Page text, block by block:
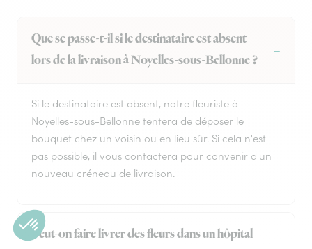
Que se passe-t-il si le destinataire est absent
lors de la livraison à Noyelles-sous-Bellonne ?
Si le destinataire est absent, notre fleuriste à
Noyelles-sous-Bellonne tentera de déposer le
bouquet chez un voisin ou en lieu sûr. Si cela n'est
pas possible, il vous contactera pour convenir d'un
nouveau créneau de livraison.
Peut-on faire livrer des fleurs dans un hôpital